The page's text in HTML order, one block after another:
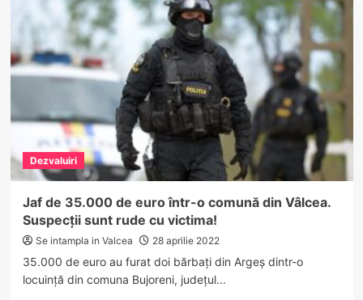
pentru
râmnicenii
cărora
le-
au
apartamentele
în
incendiul
ce
a
afectat
blocului
C32
din
Dezvaluiri
Jaf de 35.000 de euro într-o comună din Vâlcea.
Suspecții sunt rude cu victima!
Se intampla in Valcea 28 aprilie 2022
35.000 de euro au furat doi bărbați din Argeș dintr-o
locuință din comuna Bujoreni, județul...